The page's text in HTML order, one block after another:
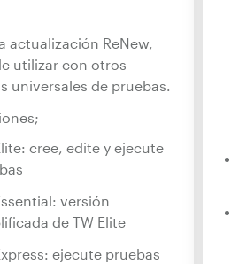
actualización ReNew,
utilizar con otros
universales de pruebas.
cree, edite y ejecute
versión
de TW Elite
ejecute pruebas